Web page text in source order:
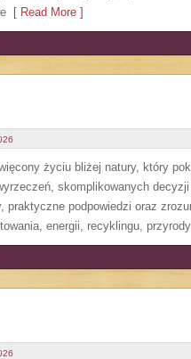
[ Read More ]
życiu bliżej natury, który
skomplikowanych
praktyczne podpowiedzi oraz
energii, recyklingu,